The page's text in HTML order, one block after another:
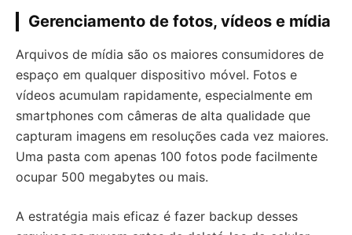
Gerenciamento de fotos, vídeos e mídia
Arquivos de mídia são os maiores consumidores de
espaço em qualquer dispositivo móvel. Fotos e
vídeos acumulam rapidamente, especialmente em
smartphones com câmeras de alta qualidade que
capturam imagens em resoluções cada vez maiores.
Uma pasta com apenas 100 fotos pode facilmente
ocupar 500 megabytes ou mais.
A estratégia mais eficaz é fazer backup desses